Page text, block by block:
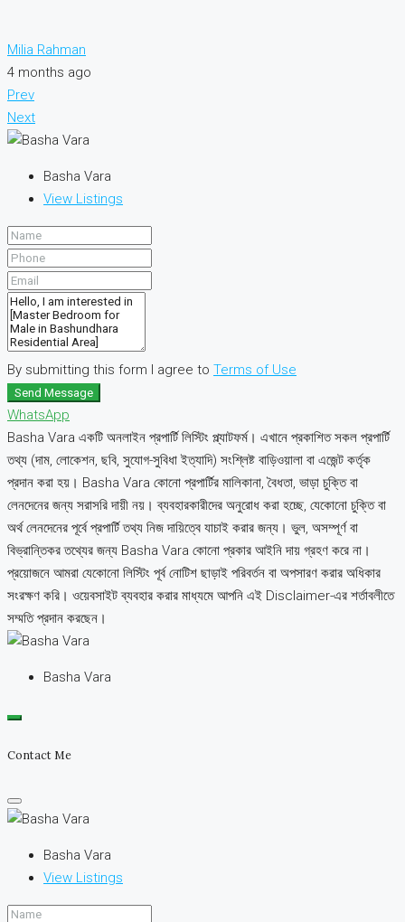
Milia Rahman
4 months ago
Prev
Next
Basha Vara
View Listings
By submitting this form I agree to Terms of Use
Send Message
WhatsApp
Basha Vara একটি অনলাইন প্রপার্টি লিস্টিং প্ল্যাটফর্ম। এখানে প্রকাশিত সকল প্রপার্টি
তথ্য (দাম, লোকেশন, ছবি, সুযোগ-সুবিধা ইত্যাদি) সংশ্লিষ্ট বাড়িওয়ালা বা এজেন্ট কর্তৃক
প্রদান করা হয়। Basha Vara কোনো প্রপার্টির মালিকানা, বৈধতা, ভাড়া চুক্তি বা
লেনদেনের জন্য সরাসরি দায়ী নয়। ব্যবহারকারীদের অনুরোধ করা হচ্ছে, যেকোনো চুক্তি বা
অর্থ লেনদেনের পূর্বে প্রপার্টি তথ্য নিজ দায়িত্বে যাচাই করার জন্য। ভুল, অসম্পূর্ণ বা
বিভ্রান্তিকর তথ্যের জন্য Basha Vara কোনো প্রকার আইনি দায় গ্রহণ করে না।
প্রয়োজনে আমরা যেকোনো লিস্টিং পূর্ব নোটিশ ছাড়াই পরিবর্তন বা অপসারণ করার অধিকার
সংরক্ষণ করি। ওয়েবসাইট ব্যবহার করার মাধ্যমে আপনি এই Disclaimer-এর শর্তাবলীতে
সম্মতি প্রদান করছেন।
Basha Vara
Contact Me
Basha Vara
View Listings